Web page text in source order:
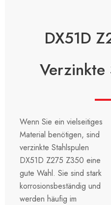
DX51D
Verzinkte
Wenn Sie ein vielseitiges
Material benötigen, sind
verzinkte Stahlspulen
DX51D Z275 Z350 eine
gute Wahl. Sie sind stark
korrosionsbeständig und
werden häufig im